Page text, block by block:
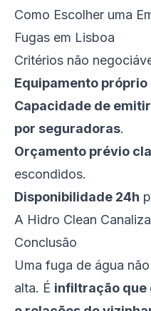
Como Escolher uma
Fugas em Lisboa
Critérios não
Equipamento próprio
Capacidade de
por seguradoras.
Orçamento prévio
escondidos.
Disponibilidade 24h
A Hidro Clean
Conclusão
Uma fuga de água
alta. É infiltração que